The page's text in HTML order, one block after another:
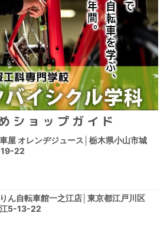
ショップガイド
屋 オレンヂジュース│栃木県小山市城
22
ん自転車館一之江店│東京都江戸川区
5-13-22